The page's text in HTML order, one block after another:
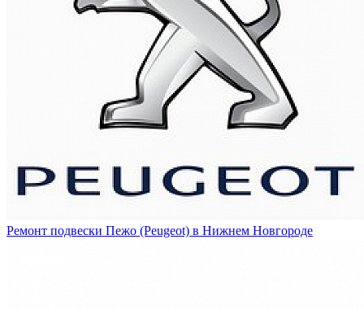
Ремонт подвески Пежо (Peugeot) в Нижнем Новгороде